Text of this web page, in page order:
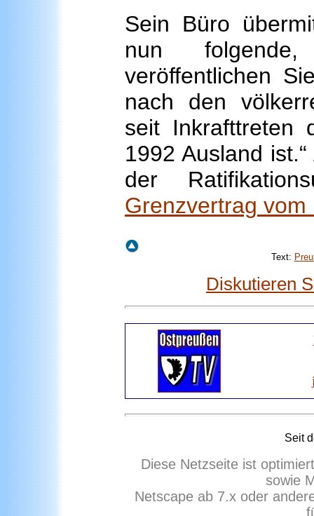
Sein Büro
nun
veröffentlichen
nach den
seit Inkrafttreten
1992 Ausland
der
Grenzvertrag
Text:
Diskutieren
Seit
Diese Netzseite ist
sowie
Netscape ab 7.x oder